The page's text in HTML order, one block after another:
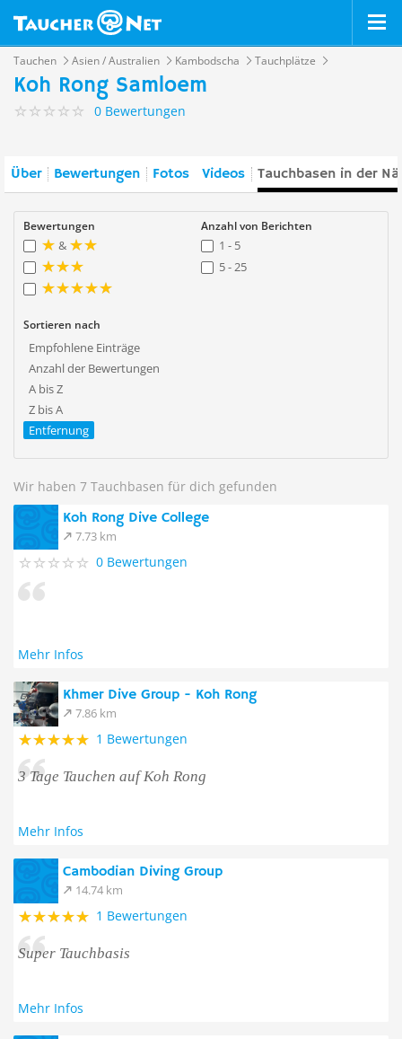
Tauchen Asien / Australien Kambodscha Tauchplätze
Koh Rong Samloem
0 Bewertungen
Über Bewertungen Fotos Videos Tauchbasen in der
Bewertungen
&
Anzahl von Berichten
1 - 5
5 - 25
Sortieren nach
Empfohlene Einträge
Anzahl der Bewertungen
A bis Z
Z bis A
Entfernung
Wir haben 7 Tauchbasen für dich gefunden
Koh Rong Dive College
7.73 km
0 Bewertungen
Mehr Infos
Khmer Dive Group - Koh Rong
7.86 km
1 Bewertungen
3 Tage Tauchen auf Koh Rong
Mehr Infos
Cambodian Diving Group
14.74 km
1 Bewertungen
Super Tauchbasis
Mehr Infos